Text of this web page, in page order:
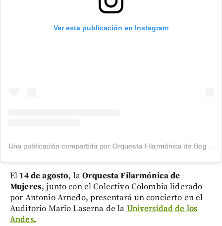
Ver esta publicación en Instagram
Una publicación compartida por Orquesta Filarmónica de Bogotá (@filarmonibogota)
El 14 de agosto, laOrquesta Filarmónica de
Mujeres, junto con el Colectivo Colombia liderado
por Antonio Arnedo, presentará un concierto en el
Auditorio Mario Laserna de laUniversidad de los
Andes.